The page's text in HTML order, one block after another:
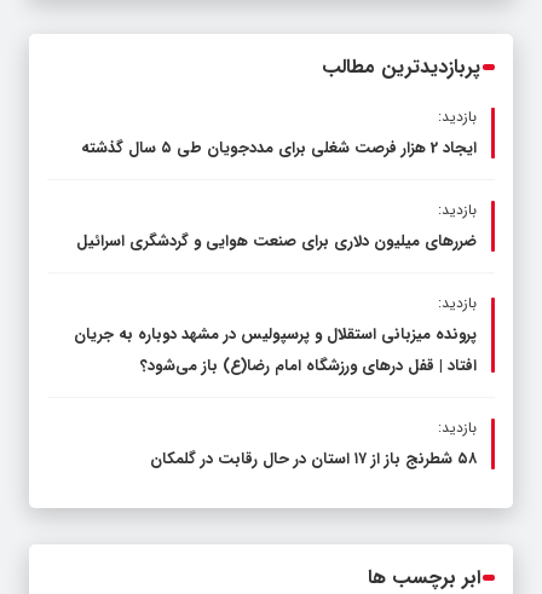
پربازدیدترین مطالب
بازدید:
ایجاد 2 هزار فرصت شغلی برای مددجویان طی ۵ سال گذشته
بازدید:
ضررهای میلیون دلاری برای صنعت هوایی و گردشگری اسرائیل
بازدید:
پرونده میزبانی استقلال و پرسپولیس در مشهد دوباره به جریان
افتاد | قفل در‌های ورزشگاه امام رضا(ع) باز می‌شود؟
بازدید:
۵۸ شطرنج‌ باز از ۱۷ استان در حال رقابت در گلمکان
ابر برچسب ها